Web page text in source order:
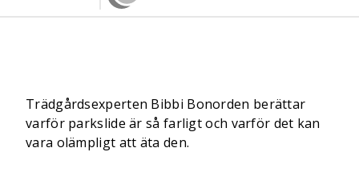
Trädgårdsexperten Bibbi Bonorden berättar
varför parkslide är så farligt och varför det kan
vara olämpligt att äta den.